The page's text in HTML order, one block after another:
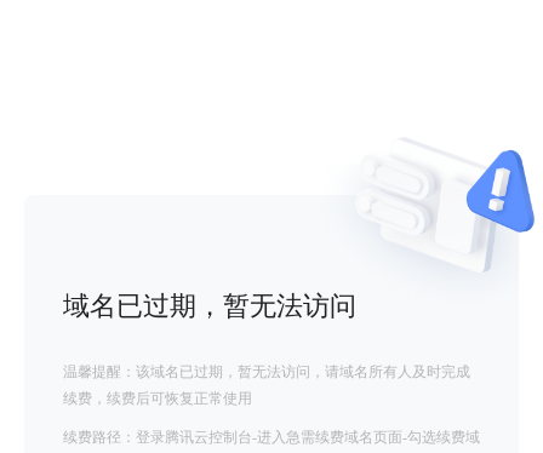
域名已过期，暂无法访问
温馨提醒：该域名已过期，暂无法访问，请域名所有人及时完成
续费，续费后可恢复正常使用
续费路径：登录腾讯云控制台-进入急需续费域名页面-勾选续费域